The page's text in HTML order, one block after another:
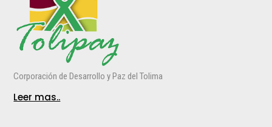
Corporación de Desarrollo y Paz del Tolima
Leer mas..